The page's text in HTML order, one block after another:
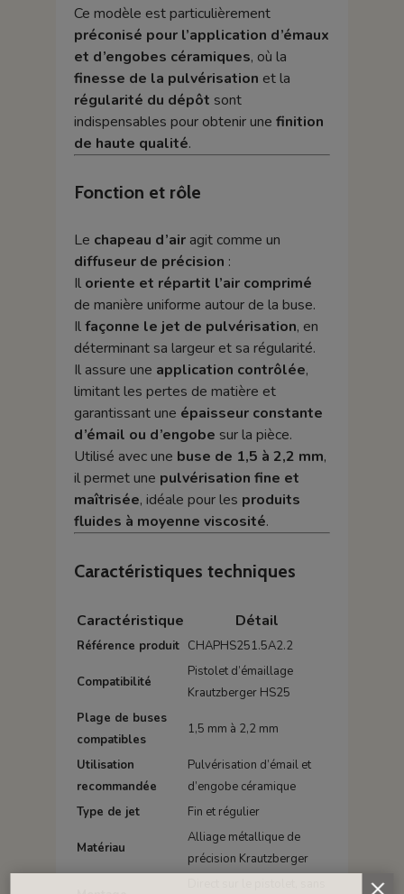
Ce modèle est particulièrement
préconisé pour l’application d’émaux
et d’engobes céramiques, où la
finesse de la pulvérisation et la
régularité du dépôt sont
indispensables pour obtenir une finition
de haute qualité.
Fonction et rôle
Le chapeau d’airagit comme un
diffuseur de précision :
Il oriente et répartit l’air comprimé
de manière uniforme autour de la buse.
Ilfaçonne le jet de pulvérisation, en
déterminant sa largeur et sa régularité.
Il assure une application contrôlée,
limitant les pertes de matière et
garantissant une épaisseur constante
d’émail ou d’engobe sur la pièce.
Utilisé avec une buse de 1,5 à 2,2 mm,
il permet une pulvérisation fine et
maîtrisée, idéale pour les produits
fluides à moyenne viscosité.
Caractéristiques techniques
Caractéristique Détail
Référence produit CHAPHS251.5A2.2
Compatibilité
Pistolet d’émaillage
Krautzberger HS25
Plage de buses
compatibles
1,5 mm à 2,2 mm
Utilisation
recommandée
Pulvérisation d’émail et
d’engobe céramique
Type de jet
Fin et régulier
Matériau
Alliage métallique de
précision Krautzberger